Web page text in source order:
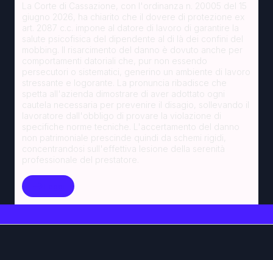
La Corte di Cassazione, con l'ordinanza n. 20005 del 15
giugno 2026, ha chiarito che il dovere di protezione ex
art. 2087 c.c. impone al datore di lavoro di garantire la
salute psicofisica del dipendente al di là dei confini del
mobbing. Il risarcimento del danno è dovuto anche per
comportamenti datoriali che, pur non essendo
persecutori o sistematici, generino un ambiente di lavoro
stressante e logorante. La pronuncia ribadisce che
spetta all'azienda dimostrare di aver adottato ogni
cautela necessaria per prevenire il disagio, sollevando il
lavoratore dall'obbligo di provare la violazione di
specifiche norme tecniche. L'accertamento del danno
non patrimoniale prescinde quindi da schemi rigidi,
concentrandosi sull'effettiva lesione della serenità
professionale del prestatore.